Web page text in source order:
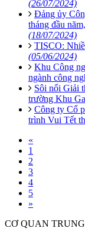
(26/07/2024)
Đảng ủy
tháng đầu
(18/07/2024)
TISCO:
(05/06/2024)
Khu Công
ngành công
Sôi nổi Giải
trường Khu
Công ty Cổ
trình Vui Tết
«
1
2
3
4
5
»
CƠ QUAN